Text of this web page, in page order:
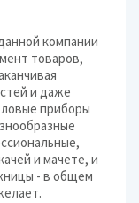
компании
товаров,
и даже
приборы
и мачете, и
- в общем